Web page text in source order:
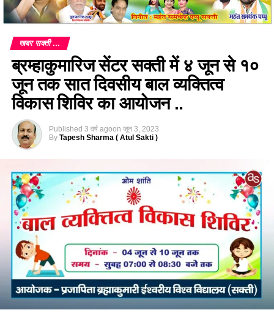
खबर सक्ती ...
ब्रम्हाकुमारिज सेंटर सक्ती में ४ जून से १०
जून तक सात दिवसीय बाल व्यक्तित्व
विकास शिविर का आयोजन ..
Published 3 वर्ष agoon जून 3, 2023
By Tapesh Sharma ( Atul Sakti )